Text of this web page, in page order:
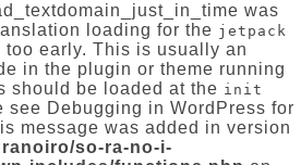
was
loading for the jetpack
early. This is usually an
in the plugin or theme running
should be loaded at the init
see Debugging in WordPress for
message was added in version
so-ra-no-i-